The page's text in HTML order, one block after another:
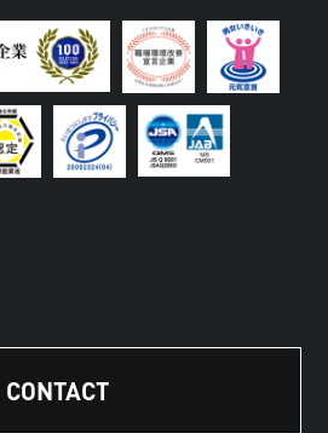
CONTACT